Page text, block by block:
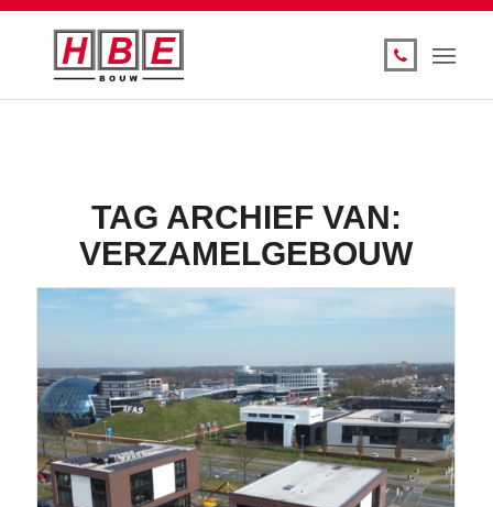
TAG ARCHIEF VAN:
VERZAMELGEBOUW